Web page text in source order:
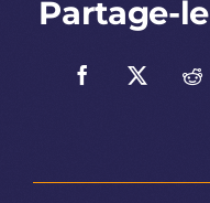
Partage-
Facebook
X